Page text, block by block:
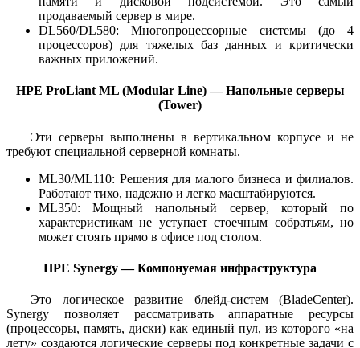
продаваемый сервер в мире.
DL560/DL580: Многопроцессорные системы (до 4
процессоров) для тяжелых баз данных и критически
важных приложений.
HPE ProLiant ML (Modular Line) — Напольные серверы
(Tower)
Эти серверы выполнены в вертикальном корпусе и не
требуют специальной серверной комнаты.
ML30/ML110: Решения для малого бизнеса и филиалов.
Работают тихо, надежно и легко масштабируются.
ML350: Мощный напольный сервер, который по
характеристикам не уступает стоечным собратьям, но
может стоять прямо в офисе под столом.
HPE Synergy — Компонуемая инфраструктура
Это логическое развитие блейд-систем (BladeCenter).
Synergy позволяет рассматривать аппаратные ресурсы
(процессоры, память, диски) как единый пул, из которого «на
лету» создаются логические серверы под конкретные задачи с